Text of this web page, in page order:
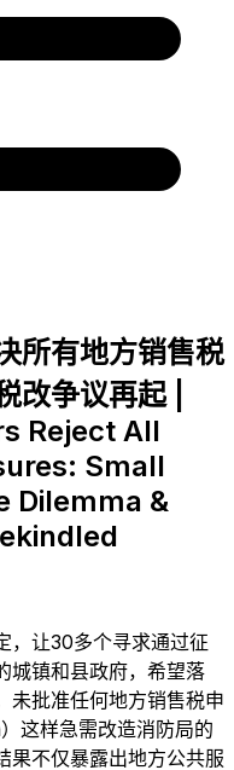
所有地方销售税
改争议再起 |
Reject All
Small
Dilemma &
，让30多个寻求通过征
城镇和县政府，希望落
未批准任何地方销售税申
这样急需改造消防局的
果不仅暴露出地方公共服